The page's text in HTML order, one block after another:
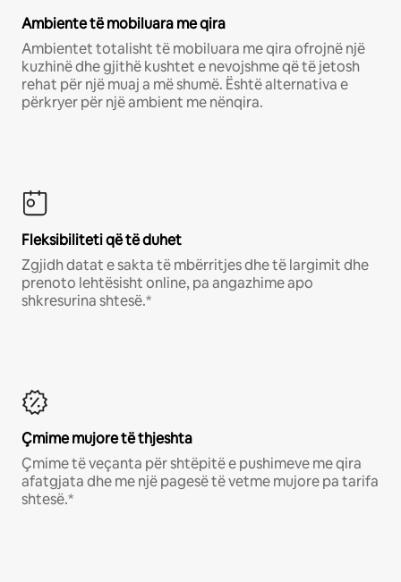
Ambiente të mobiluara me qira
Ambientet totalisht të mobiluara me qira ofrojnë një
kuzhinë dhe gjithë kushtet e nevojshme që të jetosh
rehat për një muaj a më shumë. Është alternativa e
përkryer për një ambient me nënqira.
Fleksibiliteti që të duhet
Zgjidh datat e sakta të mbërritjes dhe të largimit dhe
prenoto lehtësisht online, pa angazhime apo
shkresurina shtesë.*
Çmime mujore të thjeshta
Çmime të veçanta për shtëpitë e pushimeve me qira
afatgjata dhe me një pagesë të vetme mujore pa tarifa
shtesë.*